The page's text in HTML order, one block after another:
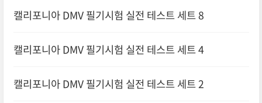
캘리포니아 DMV 필기시험 실전 테스트 세트 8
캘리포니아 DMV 필기시험 실전 테스트 세트 4
캘리포니아 DMV 필기시험 실전 테스트 세트 2